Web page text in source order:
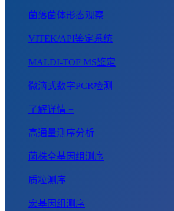
菌落菌体形态观察
VITEK/API鉴定系统
MALDI-TOF MS鉴定
微滴式数字PCR检测
了解详情 +
高通量测序分析
菌株全基因组测序
质粒测序
宏基因组测序